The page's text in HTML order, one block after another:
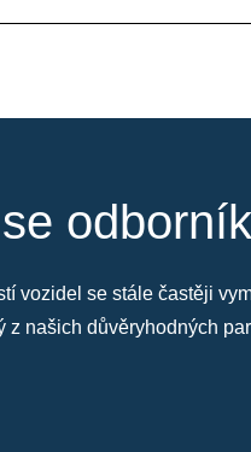
vozidel se stále častěji
z našich důvěryhodných